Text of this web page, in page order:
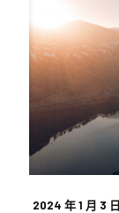
2024 年 1 月 3